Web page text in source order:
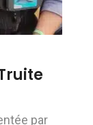
par